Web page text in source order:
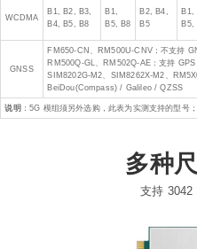
WCDMA
B1, B2, B3,
B4, B5, B8
B1,
B5, B8
B2, B4,
B5
B1,
B5,
GNSS
FM650-CN、RM500U-CNV：不支持
RM500Q-GL、RM502Q-AE：支持
SIM8202G-M2、SIM8262X-M2、
BeiDou(Compass) / Galileo / QZSS
说明 ：5G 模组须另外选购，此表为实测支持的型号
多种
支持 3042